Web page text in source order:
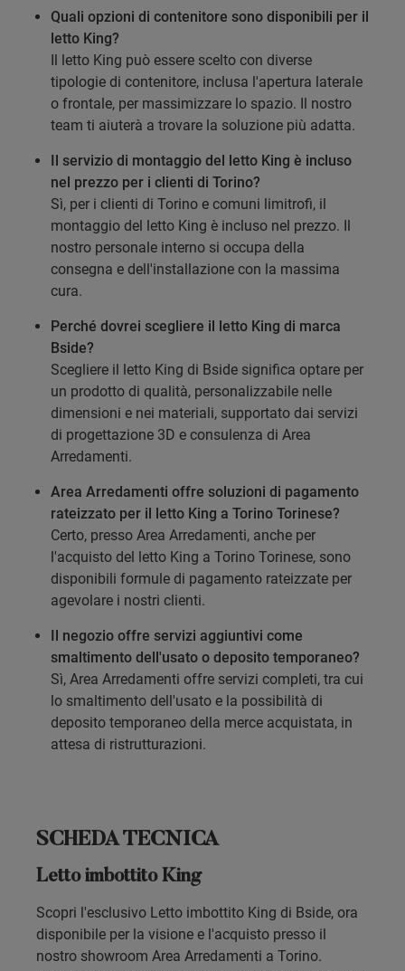
Quali opzioni di contenitore sono disponibili per il
letto King?
Il letto King può essere scelto con diverse
tipologie di contenitore, inclusa l'apertura laterale
o frontale, per massimizzare lo spazio. Il nostro
team ti aiuterà a trovare la soluzione più adatta.
Il servizio di montaggio del letto King è incluso
nel prezzo per i clienti di Torino?
Sì, per i clienti di Torino e comuni limitrofi, il
montaggio del letto King è incluso nel prezzo. Il
nostro personale interno si occupa della
consegna e dell'installazione con la massima
cura.
Perché dovrei scegliere il letto King di marca
Bside?
Scegliere il letto King di Bside significa optare per
un prodotto di qualità, personalizzabile nelle
dimensioni e nei materiali, supportato dai servizi
di progettazione 3D e consulenza di Area
Arredamenti.
Area Arredamenti offre soluzioni di pagamento
rateizzato per il letto King a Torino Torinese?
Certo, presso Area Arredamenti, anche per
l'acquisto del letto King a Torino Torinese, sono
disponibili formule di pagamento rateizzate per
agevolare i nostri clienti.
Il negozio offre servizi aggiuntivi come
smaltimento dell'usato o deposito temporaneo?
Sì, Area Arredamenti offre servizi completi, tra cui
lo smaltimento dell'usato e la possibilità di
deposito temporaneo della merce acquistata, in
attesa di ristrutturazioni.
SCHEDA TECNICA
Letto imbottito King
Scopri l'esclusivo Letto imbottito King di Bside, ora
disponibile per la visione e l'acquisto presso il
nostro showroom Area Arredamenti a Torino.